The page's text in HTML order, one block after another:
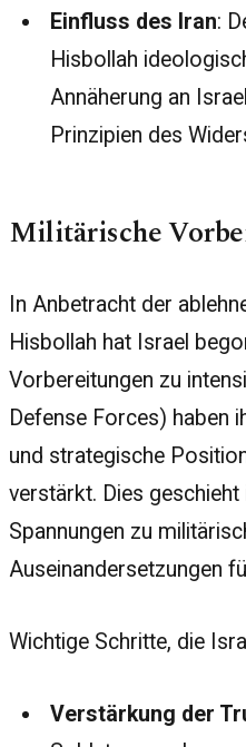
Einfluss des Iran:
Hisbollah
Annäherung an
Prinzipien des
Militärische
In Anbetracht der
Hisbollah hat Israel
Vorbereitungen zu
Defense Forces) haben
und strategische
verstärkt. Dies
Spannungen zu
Auseinandersetzungen
Wichtige Schritte, die
Verstärkung der